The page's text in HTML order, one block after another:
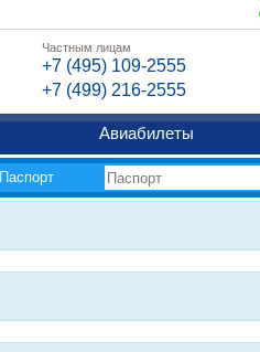
Частным лицам
+7 (495) 109-2555
+7 (499) 216-2555
Авиабилеты
Паспорт